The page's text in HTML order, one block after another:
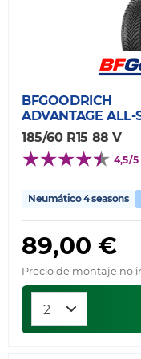
BFGOODRICH
ADVANTAGE ALL-
185/60 R15 88 V
4,5/5
Neumático 4 seasons
89,00 €
Precio de montaje no